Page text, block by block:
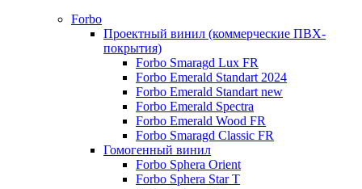
Forbo
Проектный винил (коммерческие ПВХ-
покрытия)
Forbo Smaragd Lux FR
Forbo Emerald Standart 2024
Forbo Emerald Standart new
Forbo Emerald Spectra
Forbo Emerald Wood FR
Forbo Smaragd Classic FR
Гомогенный винил
Forbo Sphera Orient
Forbo Sphera Star T